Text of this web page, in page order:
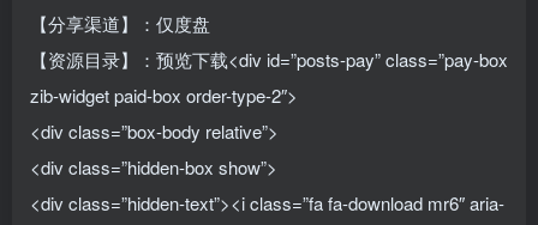
【分享渠道】：仅度盘
【资源目录】：预览下载<div id=”posts-pay” class=”pay-box
zib-widget paid-box order-type-2″>
<div class=”box-body relative”>
<div class=”hidden-box show”>
<div class=”hidden-text”><i class=”fa fa-download mr6″ aria-